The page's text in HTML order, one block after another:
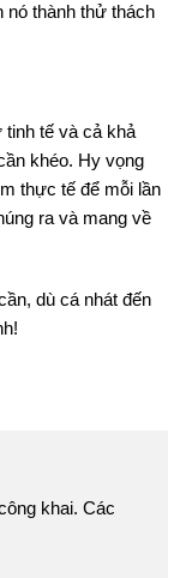
thành thử thách
tinh tế và cả khả
khéo. Hy vọng
thực tế để mỗi lần
ra và mang về
dù cá nhát đến
khai. Các